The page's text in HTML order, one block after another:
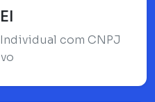
com CNPJ